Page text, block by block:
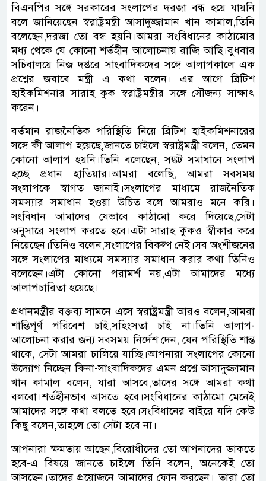
বিএনপির সঙ্গে সরকারের সংলাপের দরজা বন্ধ হয়ে যায়নি
বলে জানিয়েছেন স্বরাষ্ট্রমন্ত্রী আসাদুজ্জামান খান কামাল,তিনি
বলেছেন,দরজা তো বন্ধ হয়নি।আমরা সংবিধানের কাঠামোর
মধ্য থেকে যে কোনো শর্তহীন আলোচনায় রাজি আছি।বুধবার
সচিবালয়ে নিজ দপ্তরে সাংবাদিকদের সঙ্গে আলাপকালে এক
প্রশ্নের জবাবে মন্ত্রী এ কথা বলেন। এর আগে ব্রিটিশ
হাইকমিশনার সারাহ কুক স্বরাষ্ট্রমন্ত্রীর সঙ্গে সৌজন্য সাক্ষাৎ
করেন।
বর্তমান রাজনৈতিক পরিস্থিতি নিয়ে ব্রিটিশ হাইকমিশনারের
সঙ্গে কী আলাপ হয়েছে,জানতে চাইলে স্বরাষ্ট্রমন্ত্রী বলেন, তেমন
কোনো আলাপ হয়নি।তিনি বলেছেন, সঙ্কট সমাধানে সংলাপ
হচ্ছে প্রধান হাতিয়ার।আমরা বলেছি, আমরা সবসময়
সংলাপকে স্বাগত জানাই।সংলাপের মাধ্যমে রাজনৈতিক
সমস্যার সমাধান হওয়া উচিত বলে আমরাও মনে করি।
সংবিধান আমাদের যেভাবে কাঠামো করে দিয়েছে,সেটা
অনুসারে সংলাপ করতে হবে।এটা সারাহ কুকও স্বীকার করে
নিয়েছেন।তিনিও বলেন,সংলাপের বিকল্প নেই।সব অংশীজনের
সঙ্গে সংলাপের মাধ্যমে সমস্যার সমাধান করার কথা তিনিও
বলেছেন।এটা কোনো পরামর্শ নয়,এটা আমাদের মধ্যে
আলাপচারিতা হয়েছে।
প্রধানমন্ত্রীর বক্তব্য সামনে এসে স্বরাষ্ট্রমন্ত্রী আরও বলেন,আমরা
শান্তিপূর্ণ পরিবেশ চাই,সহিংসতা চাই না।তিনি আলাপ-
আলোচনা করার জন্য সবসময় নির্দেশ দেন, যেন পরিস্থিতি শান্ত
থাকে, সেটা আমরা চালিয়ে যাচ্ছি।আপনারা সংলাপের কোনো
উদ্যোগ নিচ্ছেন কিনা-সাংবাদিকদের এমন প্রশ্নে আসাদুজ্জামান
খান কামাল বলেন, যারা আসবে,তাদের সঙ্গে আমরা কথা
বলবো।শর্তহীনভাব আসতে হবে।সংবিধানের কাঠামো মেনেই
আমাদের সঙ্গে কথা বলতে হবে।সংবিধানের বাইরে যদি কেউ
কিছু বলেন,তাহলে তো সেটা হবে না।
আপনারা ক্ষমতায় আছেন,বিরোধীদের তো আপনাদের ডাকতে
হবে-এ বিষয়ে জানতে চাইলে তিনি বলেন, অনেকেই তো
আসছেন।তাদের প্রয়োজনে আমাদের ফোন করছেন। তারা তো